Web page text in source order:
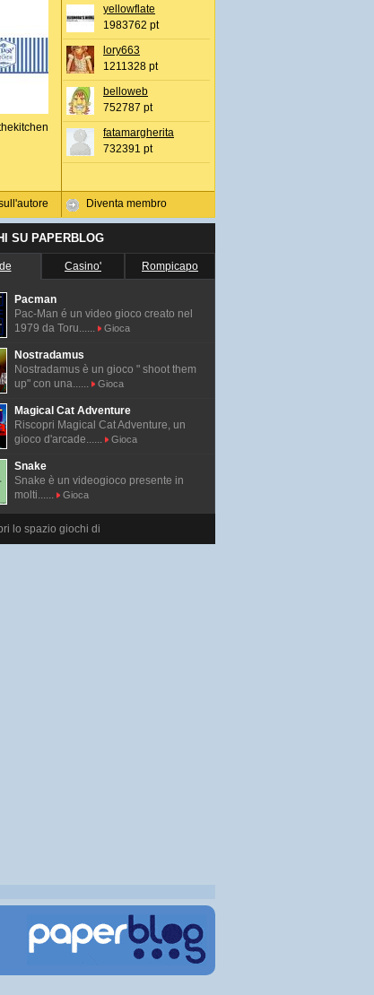
yellowflate
1983762 pt
lory663
1211328 pt
belloweb
752787 pt
fatamargherita
732391 pt
Diventa membro
SU PAPERBLOG
Casino' Rompicapo
Pacman
Pac-Man é un video gioco creato nel
1979 da Toru......
Gioca
Nostradamus
Nostradamus è un gioco " shoot them
up" con una......
Gioca
Magical Cat Adventure
Riscopri Magical Cat Adventure, un
gioco d'arcade......
Gioca
Snake
Snake è un videogioco presente in
molti......
Gioca
lo spazio giochi di